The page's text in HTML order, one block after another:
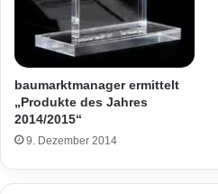
baumarktmanager ermittelt
„Produkte des Jahres
2014/2015“
9. Dezember 2014